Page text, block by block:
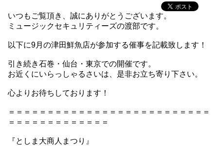
いつもご覧頂き、誠にありがとうございます。
ミュージックセキュリティーズの渡部です。
以下に9月の津田鮮魚店が参加する催事を記載致します！
引き続き石巻・仙台・東京での開催です。
お近くにいらっしゃるさいは、是非お立ち寄り下さい。
心よりお待ちしております！
＝＝＝＝＝＝＝＝＝＝＝＝＝＝＝＝＝＝＝＝＝＝＝＝＝＝
＝＝＝＝＝＝＝＝＝＝＝＝＝
『としま大商人まつり』